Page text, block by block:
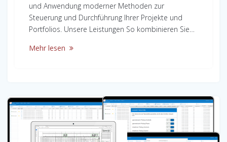
und Anwendung moderner Methoden zur
Steuerung und Durchführung Ihrer Projekte und
Portfolios. Unsere Leistungen So kombinieren Sie…
Mehr lesen